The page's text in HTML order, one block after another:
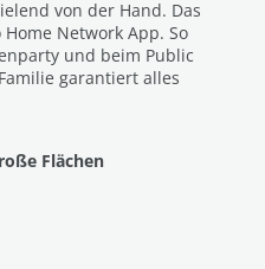
von der Hand. Das
Network App. So
und beim Public
garantiert alles
Flächen